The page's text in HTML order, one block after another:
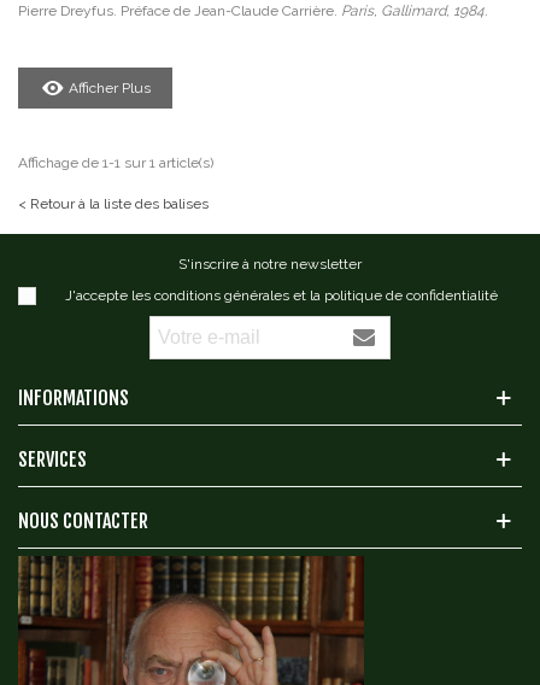
Pierre Dreyfus. Préface de Jean-Claude Carrière. Paris, Gallimard, 1984.
Afficher Plus
Affichage de 1-1 sur 1 article(s)
< Retour à la liste des balises
S'inscrire à notre newsletter
J'accepte les conditions générales et la politique de confidentialité
INFORMATIONS
SERVICES
NOUS CONTACTER